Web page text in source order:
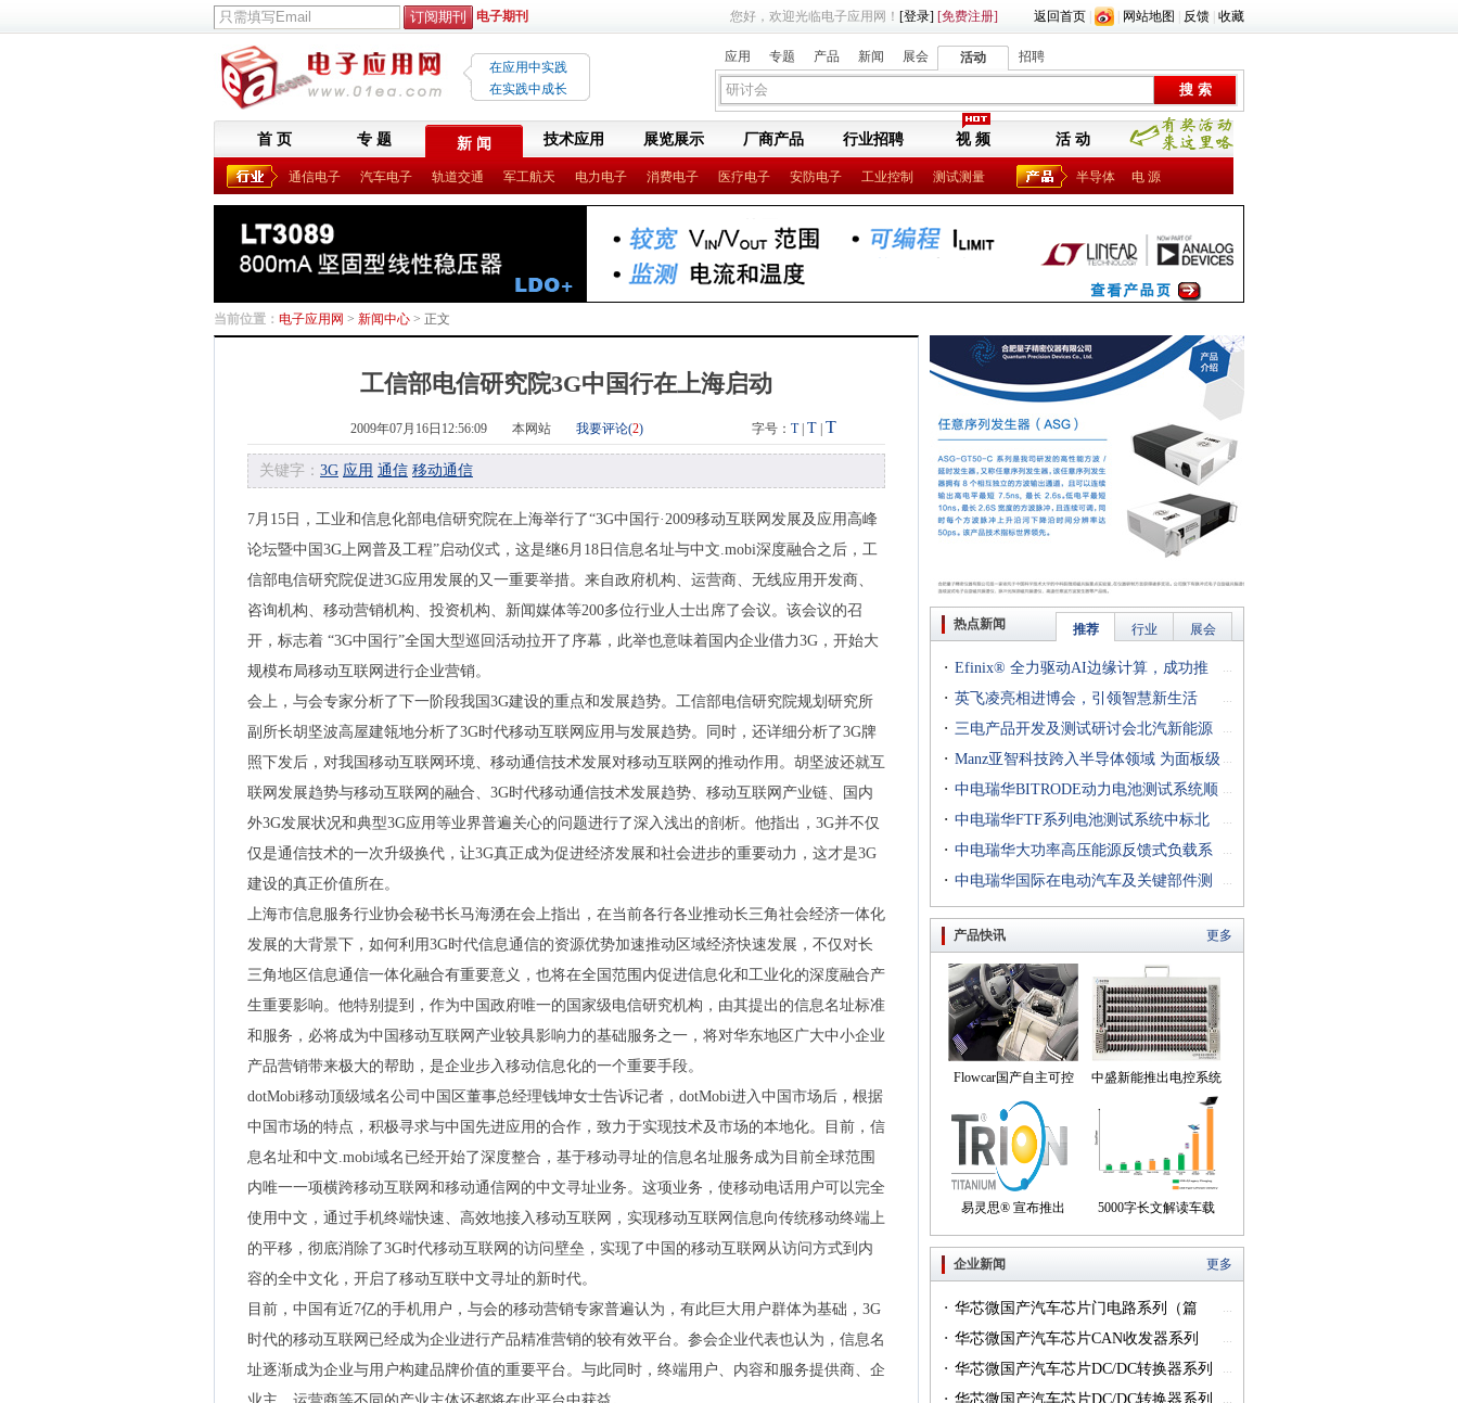
电子期刊 您好，欢迎光临电子应用网！ [登录] [免费注册] 返回首页 网站地图 反馈 收藏
在应用中实践
在实践中成长
应用 专题 产品 新闻 展会 活动 招聘
首 页 专 题 新 闻 技术应用 展览展示 厂商产品 行业招聘 视 频 活 动
通信电子 汽车电子 轨道交通 军工航天 电力电子 消费电子 医疗电子 安防电子 工业控制 测试测量 半导体 电 源
当前位置： 电子应用网 > 新闻中心 > 正文
工信部电信研究院3G中国行在上海启动
2009年07月16日12:56:09 本网站 我要评论(2) 字号： T| T T
关键字： 3G 应用 通信 移动通信
7月15日，工业和信息化部电信研究院在上海举行了“3G中国行·2009移动互联网发展及应用高峰
论坛暨中国3G上网普及工程”启动仪式，这是继6月18日信息名址与中文.mobi深度融合之后，工
信部电信研究院促进3G应用发展的又一重要举措。来自政府机构、运营商、无线应用开发商、
咨询机构、移动营销机构、投资机构、新闻媒体等200多位行业人士出席了会议。该会议的召
开，标志着 “3G中国行”全国大型巡回活动拉开了序幕，此举也意味着国内企业借力3G，开始大
规模布局移动互联网进行企业营销。
会上，与会专家分析了下一阶段我国3G建设的重点和发展趋势。工信部电信研究院规划研究所
副所长胡坚波高屋建瓴地分析了3G时代移动互联网应用与发展趋势。同时，还详细分析了3G牌
照下发后，对我国移动互联网环境、移动通信技术发展对移动互联网的推动作用。胡坚波还就互
联网发展趋势与移动互联网的融合、3G时代移动通信技术发展趋势、移动互联网产业链、国内
外3G发展状况和典型3G应用等业界普遍关心的问题进行了深入浅出的剖析。他指出，3G并不仅
仅是通信技术的一次升级换代，让3G真正成为促进经济发展和社会进步的重要动力，这才是3G
建设的真正价值所在。
上海市信息服务行业协会秘书长马海湧在会上指出，在当前各行各业推动长三角社会经济一体化
发展的大背景下，如何利用3G时代信息通信的资源优势加速推动区域经济快速发展，不仅对长
三角地区信息通信一体化融合有重要意义，也将在全国范围内促进信息化和工业化的深度融合产
生重要影响。他特别提到，作为中国政府唯一的国家级电信研究机构，由其提出的信息名址标准
和服务，必将成为中国移动互联网产业较具影响力的基础服务之一，将对华东地区广大中小企业
产品营销带来极大的帮助，是企业步入移动信息化的一个重要手段。
dotMobi移动顶级域名公司中国区董事总经理钱坤女士告诉记者，dotMobi进入中国市场后，根据
中国市场的特点，积极寻求与中国先进应用的合作，致力于实现技术及市场的本地化。目前，信
息名址和中文.mobi域名已经开始了深度整合，基于移动寻址的信息名址服务成为目前全球范围
内唯一一项横跨移动互联网和移动通信网的中文寻址业务。这项业务，使移动电话用户可以完全
使用中文，通过手机终端快速、高效地接入移动互联网，实现移动互联网信息向传统移动终端上
的平移，彻底消除了3G时代移动互联网的访问壁垒，实现了中国的移动互联网从访问方式到内
容的全中文化，开启了移动互联中文寻址的新时代。
目前，中国有近7亿的手机用户，与会的移动营销专家普遍认为，有此巨大用户群体为基础，3G
时代的移动互联网已经成为企业进行产品精准营销的较有效平台。参会企业代表也认为，信息名
址逐渐成为企业与用户构建品牌价值的重要平台。与此同时，终端用户、内容和服务提供商、企
热点新闻 展会
行业
推荐
...
· Efinix® 全力驱动AI边缘计算，成功推
出Trion™ T20 FPGA样品, 同时将产品扩展
到二十万逻辑单元的T200 FPGA
...
· 英飞凌亮相进博会，引领智慧新生活
...
· 三电产品开发及测试研讨会北汽新能源
专场成功举行
...
· Manz亚智科技跨入半导体领域 为面板级
扇出型封装提供化学湿制程、涂布及激光应
用等生产设备解决方案
...
· 中电瑞华BITRODE动力电池测试系统顺
利交付北汽新能源
...
· 中电瑞华FTF系列电池测试系统中标北
京新能源汽车股份有限公司
...
· 中电瑞华大功率高压能源反馈式负载系
统成功交付中电熊猫
...
· 中电瑞华国际在电动汽车及关键部件测
评研讨会上演绎先进测评技术
产品快讯 更多
Flowcar国产自主可控
自动驾驶机器人来到我
们身边
中盛新能推出电控系统
控制器BOB集成断线
易灵思® 宣布推出
Trion® Titanium FPGA
系列
5000字长文解读车载
USB供电的方方面面
企业新闻
更多
...
· 华芯微国产汽车芯片门电路系列（篇
一）
...
· 华芯微国产汽车芯片CAN收发器系列
（篇一）
...
· 华芯微国产汽车芯片DC/DC转换器系列
...
· 华芯微国产汽车芯片DC/DC转换器系列